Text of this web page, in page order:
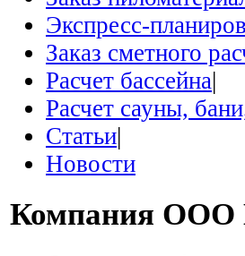
Экспресс-
Заказ сметного
Расчет бассейна|
Расчет сауны,
Статьи|
Новости
Компания ООО